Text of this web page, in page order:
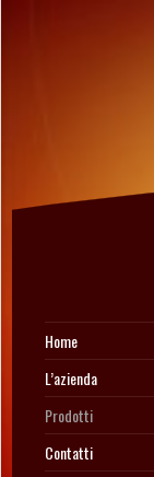
Home
L’azienda
Prodotti
Contatti